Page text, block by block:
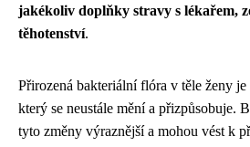
jakékoliv doplňky stravy s lékařem,
těhotenství.
Přirozená bakteriální flóra v těle ženy
který se neustále mění a přizpůsobuje.
tyto změny výraznější a mohou vést k